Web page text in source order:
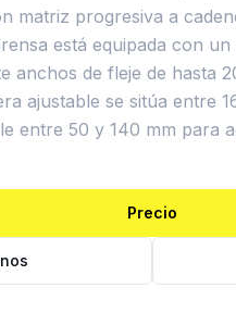
matriz progresiva a
está equipada con
anchos de fleje de hasta
ajustable se sitúa entre
entre 50 y 140 mm para
Precio